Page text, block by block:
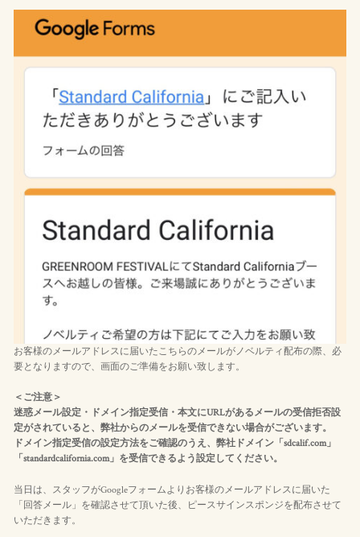
お客様のメールアドレスに届いたこちらのメールがノベルティ配布の際、必
要となりますので、画面のご準備をお願い致します。
＜ご注意＞
迷惑メール設定・ドメイン指定受信・本文にURLがあるメールの受信拒否設
定がされていると、弊社からのメールを受信できない場合がございます。
ドメイン指定受信の設定方法をご確認のうえ、弊社ドメイン「sdcalif.com」
「standardcalifornia.com」を受信できるよう設定してください。
当日は、スタッフがGoogleフォームよりお客様のメールアドレスに届いた
「回答メール」を確認させて頂いた後、ピースサインスポンジを配布させて
いただきます。